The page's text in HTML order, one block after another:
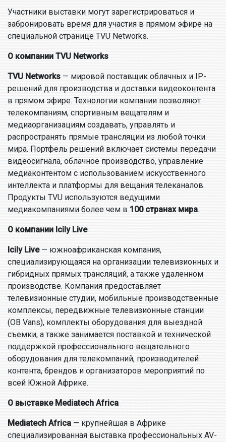
Участники выставки могут зарегистрироваться и
забронировать время для участия в прямом эфире на
специальной странице TVU Networks.
О компании TVU Networks
TVU Networks — мировой поставщик облачных и IP-
решений для производства и доставки видеоконтента
в прямом эфире. Технологии компании позволяют
телекомпаниям, спортивным вещателям и
медиаорганизациям создавать, управлять и
распространять прямые трансляции из любой точки
мира. Портфель решений включает системы передачи
видеосигнала, облачное производство, управление
медиаконтентом с использованием искусственного
интеллекта и платформы для вещания телеканалов.
Продукты TVU используются ведущими
медиакомпаниями более чем в 100 странах мира.
О компании Icily Live
Icily Live— южноафриканская компания,
специализирующаяся на организации телевизионных и
гибридных прямых трансляций, а также удаленном
производстве. Компания предоставляет
телевизионные студии, мобильные производственные
комплексы, передвижные телевизионные станции
(OB Vans), комплекты оборудования для выездной
съемки, а также занимается поставкой и технической
поддержкой профессионального вещательного
оборудования для телекомпаний, производителей
контента, брендов и организаторов мероприятий по
всей Южной Африке.
О выставке Mediatech Africa
Mediatech Africa — крупнейшая в Африке
специализированная выставка профессиональных AV-